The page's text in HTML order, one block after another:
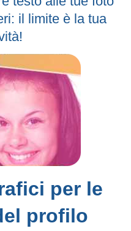
il limite è la tua
per le
profilo